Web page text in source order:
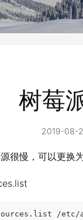
树莓
2019-08-
很慢，可以更换
/